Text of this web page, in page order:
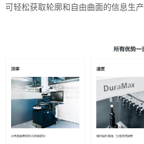
可轻松获取轮廓和自由曲面的信息生